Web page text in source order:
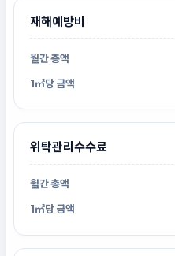
재해예방비
위탁관리수수료